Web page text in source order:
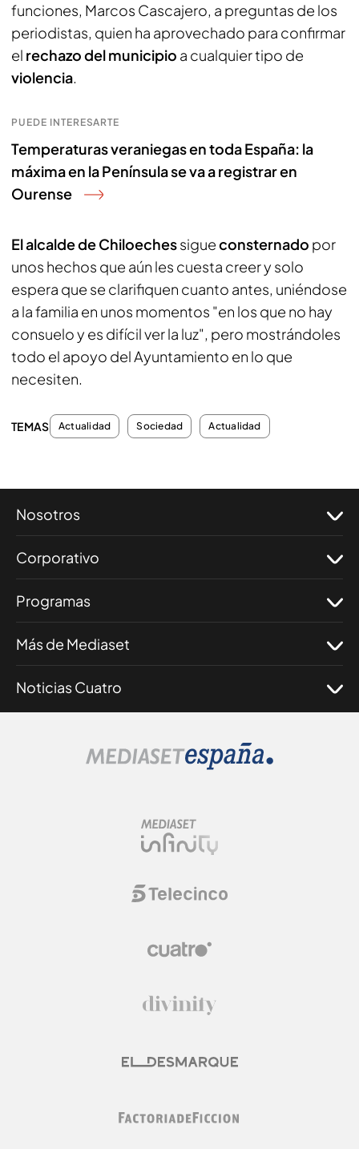
funciones, Marcos Cascajero, a preguntas de los
periodistas, quien ha aprovechado para confirmar
el rechazo del municipio a cualquier tipo de
violencia.
PUEDE INTERESARTE
Temperaturas veraniegas en toda España: la
máxima en la Península se va a registrar en
Ourense
El alcalde de Chiloechessigueconsternado por
unos hechos que aún les cuesta creer y solo
espera que se clarifiquen cuanto antes, uniéndose
a la familia en unos momentos "en los que no hay
consuelo y es difícil ver la luz", pero mostrándoles
todo el apoyo del Ayuntamiento en lo que
necesiten.
TEMAS Actualidad Sociedad Actualidad
Nosotros
Corporativo
Programas
Más de Mediaset
Noticias Cuatro